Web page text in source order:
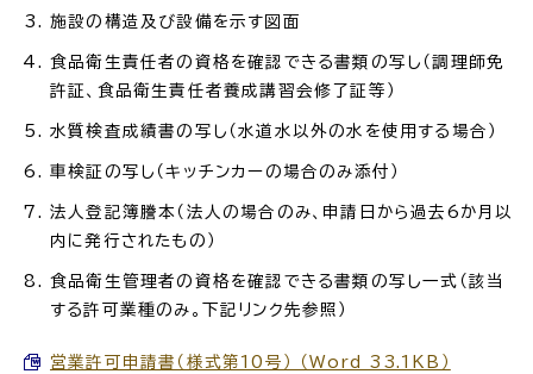
施設の構造及び設備を示す図面
食品衛生責任者の資格を確認できる書類の写し（調理師免
許証、食品衛生責任者養成講習会修了証等）
水質検査成績書の写し（水道水以外の水を使用する場合）
車検証の写し（キッチンカーの場合のみ添付）
法人登記簿謄本（法人の場合のみ、申請日から過去6か月以
内に発行されたもの）
食品衛生管理者の資格を確認できる書類の写し一式（該当
する許可業種のみ。下記リンク先参照）
営業許可申請書（様式第10号） （Word 33.1KB）